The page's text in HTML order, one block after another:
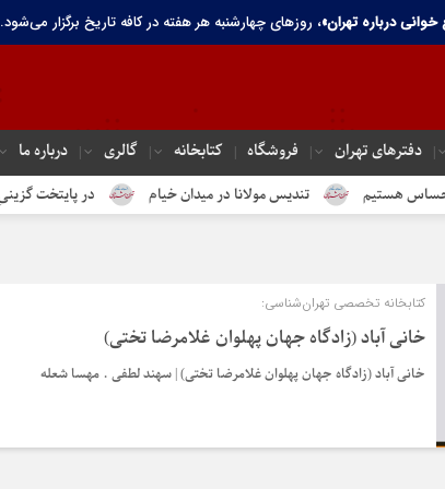
درباره تهران»، روزهای چهارشنبه هر هفته در کافه تاریخ برگزار می‌شود.
دفترهای تهران‌ فروشگاه کتابخانه گالری درباره ما
تندیس مولانا در میدان خیام در پایتخت گزینیِ تهران
کتابخانه تخصصی تهران‌شناسی:
خانی آباد (زادگاه جهان پهلوان غلامرضا تختی)
خانی آباد (زادگاه جهان پهلوان غلامرضا تختی) | سهند لطفی . مهسا شعله